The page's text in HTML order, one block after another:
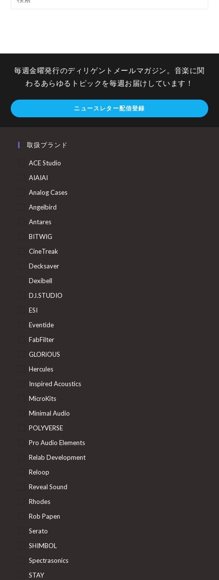
毎週金曜発行のディリゲントメールマガジン。音楽に関
わるあらゆるトピックを毎週お届けしています！
ニュースレター配信登録
取扱ブランド
ACE Studio
AIAIAI
Analog Cases
Angelbird
Antares
BITWIG
CineTreak
Decksaver
Dexibell
DJ.STUDIO
ESI
Eventide
FabFilter
GLORiOUS
Hercules
Inspired Acoustics
MicroKits
Minimal Audio
POLYVERSE
Pro Audio Elements
Relab Development
Reloop
Reveal Sound
Rhodes
Rob Papen
Serato
SHIMBOL
Spectrasonics
STAY